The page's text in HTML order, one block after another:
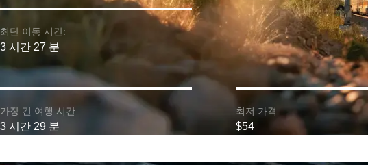
최단 이동 시간:
3 시간 27 분
가장 긴 여행 시간:
3 시간 29 분
최저 가격:
$54